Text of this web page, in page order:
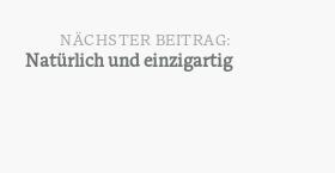
NÄCHSTER BEITRAG:
Natürlich und einzigartig